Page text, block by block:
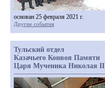
основан 25 февраля 2021 г.
Другие события
Тульский отдел
Казачьего Конвоя Памяти
Царя Мученика Николая II